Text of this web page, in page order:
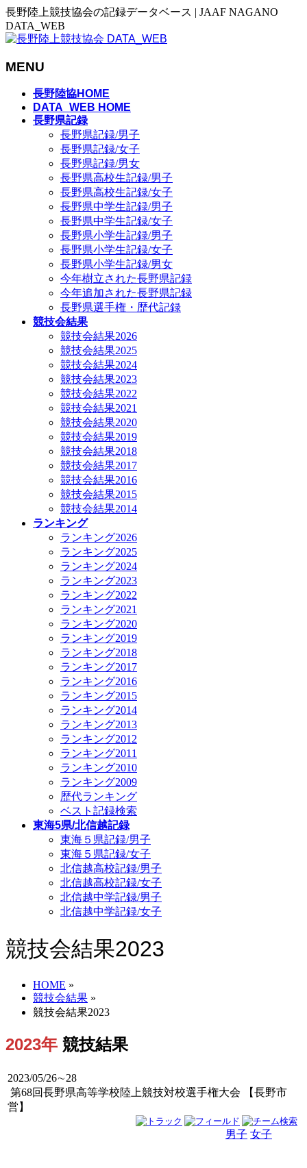
長野陸上競技協会の記録データベース | JAAF NAGANO
DATA_WEB
MENU
長野陸協HOME
DATA_WEB HOME
長野県記録
長野県記録/男子
長野県記録/女子
長野県記録/男女
長野県高校生記録/男子
長野県高校生記録/女子
長野県中学生記録/男子
長野県中学生記録/女子
長野県小学生記録/男子
長野県小学生記録/女子
長野県小学生記録/男女
今年樹立された長野県記録
今年追加された長野県記録
長野県選手権・歴代記録
競技会結果
競技会結果2026
競技会結果2025
競技会結果2024
競技会結果2023
競技会結果2022
競技会結果2021
競技会結果2020
競技会結果2019
競技会結果2018
競技会結果2017
競技会結果2016
競技会結果2015
競技会結果2014
ランキング
ランキング2026
ランキング2025
ランキング2024
ランキング2023
ランキング2022
ランキング2021
ランキング2020
ランキング2019
ランキング2018
ランキング2017
ランキング2016
ランキング2015
ランキング2014
ランキング2013
ランキング2012
ランキング2011
ランキング2010
ランキング2009
歴代ランキング
ベスト記録検索
東海5県/北信越記録
東海５県記録/男子
東海５県記録/女子
北信越高校記録/男子
北信越高校記録/女子
北信越中学記録/男子
北信越中学記録/女子
競技会結果2023
HOME »
競技会結果 »
競技会結果2023
2023年 競技結果
2023/05/26∼28
第68回長野県高等学校陸上競技対校選手権大会 【長野市
営】
男子 女子